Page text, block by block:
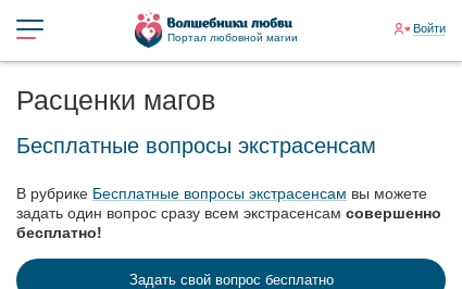
Портал любовной магии
Войти
Расценки магов
Бесплатные вопросы экстрасенсам
В рубрике Бесплатные вопросы экстрасенсам вы можете
задать один вопрос сразу всем экстрасенсам совершенно
бесплатно!
Задать свой вопрос бесплатно